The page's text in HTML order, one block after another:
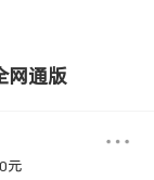
网通版
元